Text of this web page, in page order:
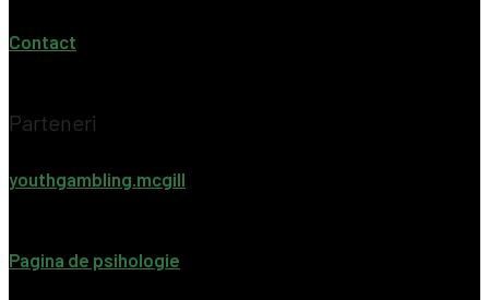
Contact
Parteneri
youthgambling.mcgill
Pagina de psihologie